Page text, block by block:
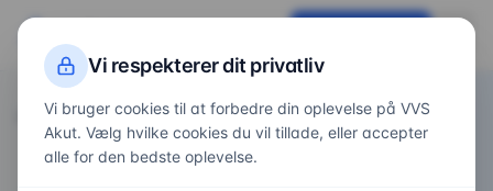
Forside
/
Områder
/Rødekro
Vi respekterer dit privatliv
Vi bruger cookies til at forbedre din oplevelse på VVS
Akut. Vælg hvilke cookies du vil tillade, eller accepter
alle for den bedste oplevelse.